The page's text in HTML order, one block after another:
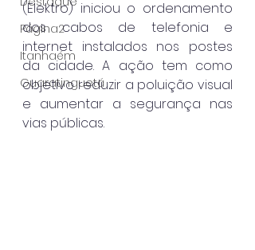
Página2
Itanhaém
Guaratinguetá
(Elektro) iniciou o ordenamento
dos cabos de telefonia e
internet instalados nos postes
da cidade. A ação tem como
objetivo reduzir a poluição visual
e aumentar a segurança nas
vias públicas.